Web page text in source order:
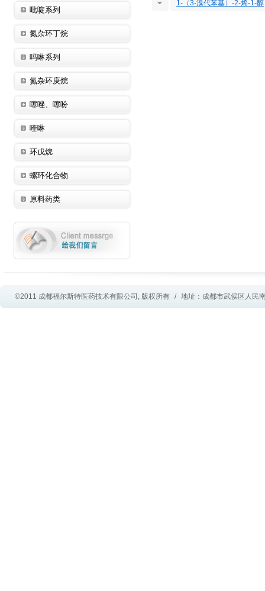
吡啶系列
氮杂环丁烷
吗啉系列
氮杂环庚烷
噻唑、噻吩
喹啉
环戊烷
螺环化合物
原料药类
1-（3-溴代苯基）-2-烯-1-醇
©2011 成都福尔斯特医药技术有限公司, 版权所有 / 地址：成都市武侯区人民